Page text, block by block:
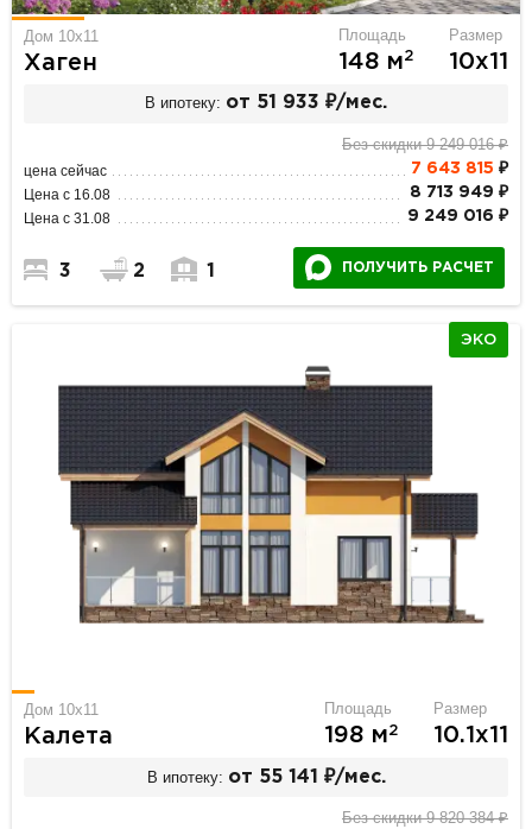
Дом 10x11
Хаген
Площадь
148 м2
Размер
10х11
В ипотеку: от 51 933 ₽/мес.
Без скидки 9 249 016 ₽
цена сейчас 7 643 815 ₽
Цена с 16.08 8 713 949 ₽
Цена с 31.08 9 249 016 ₽
3 2 1 ПОЛУЧИТЬ РАСЧЕТ
ЭКО
Дом 10x11
Калета
Площадь
198 м2
Размер
10.1х11
В ипотеку: от 55 141 ₽/мес.
Без скидки 9 820 384 ₽